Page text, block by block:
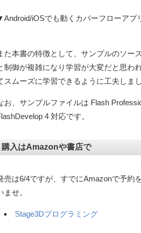
iOSでも動くカバーフローアプ
た本書の特徴として、サンプルのソー
制御が複雑になり学習が大変だと思わ
スムーズに学習できるように工夫しまし
お、サンプルファイルは Flash
4 対応です。
購入はAmazonや書店で
売は6/4ですが、すでにAmazonで予約
ませ。
Stage3Dプログラミング